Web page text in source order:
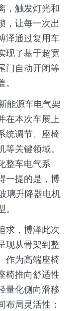
，触发灯光和
，让每一次出
泽通过复用车
现了基于超宽
门自动开闭等
能源车电气架
在本次车展上
统调节、座椅
关键领域。
整车电气系
一提的是，博
璃升降器电机
求，博泽此次
现从骨架到整
作为高端座椅
椅推向舒适性
量化侧向滑移
局灵活性；